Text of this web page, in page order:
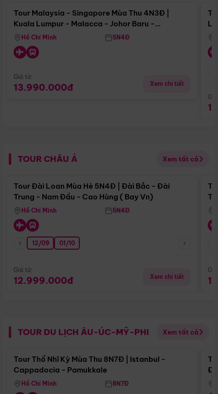
Tour Malaysia - Singapore Mùa Thu 4N3Đ |
Kuala Lumpur - Malacca - Johor Baru -
Singapore
Hồ Chí Minh 5N4Đ
Giá từ:
13.990.000đ Xem chi tiết
TOUR CHÂU Á Xem tất cả
Điểm nổi bật
Tour Đài Loan Mùa Hè 5N4Đ | Đài Bắc - Đài
Trung - Nam Đầu - Cao Hùng ( Bay Vn)
Hồ Chí Minh 5N4Đ
12/09 01/10
Giá từ:
12.999.000đ Xem chi tiết
TOUR DU LỊCH ÂU-ÚC-MỸ-PHI Xem tất cả
Điểm nổi bật
Tour Thổ Nhĩ Kỳ Mùa Thu 8N7Đ | Istanbul -
Cappadocia - Pamukkale
Hồ Chí Minh 8N7Đ